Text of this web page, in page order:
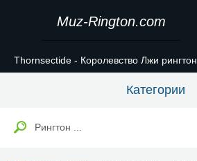
Muz-Rington.com
Thornsectide - Королевство Лжи рингтон
Категории